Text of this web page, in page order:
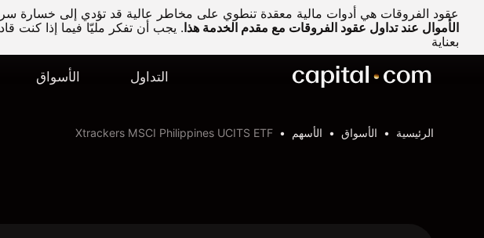
عقود الفروقات هي أدوات مالية معقدة تنطوي على مخاطر عالية قد تؤدي إلى خسارة
الأموال عند تداول عقود الفروقات مع مقدم الخدمة هذا. يجب أن تفكر مليّا فيما إذا كنت
بعناية
التداول الأسواق
الرئيسية الأسواق الأسهم Xtrackers MSCI Philippines UCITS ETF